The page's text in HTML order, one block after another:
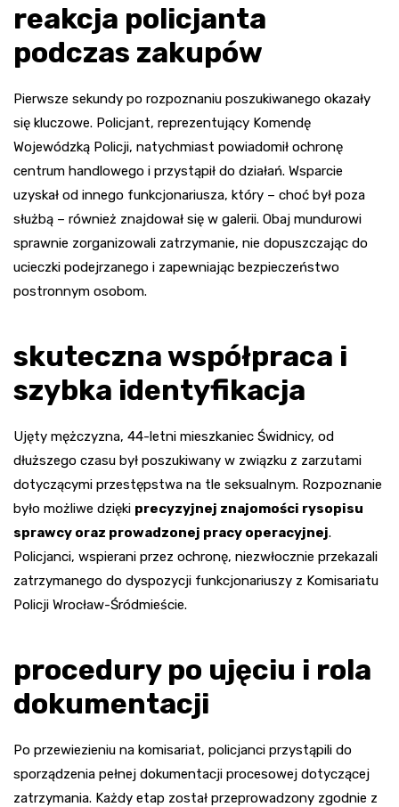
reakcja policjanta
podczas zakupów
Pierwsze sekundy po rozpoznaniu poszukiwanego okazały
się kluczowe. Policjant, reprezentujący Komendę
Wojewódzką Policji, natychmiast powiadomił ochronę
centrum handlowego i przystąpił do działań. Wsparcie
uzyskał od innego funkcjonariusza, który – choć był poza
służbą – również znajdował się w galerii. Obaj mundurowi
sprawnie zorganizowali zatrzymanie, nie dopuszczając do
ucieczki podejrzanego i zapewniając bezpieczeństwo
postronnym osobom.
skuteczna współpraca i
szybka identyfikacja
Ujęty mężczyzna, 44-letni mieszkaniec Świdnicy, od
dłuższego czasu był poszukiwany w związku z zarzutami
dotyczącymi przestępstwa na tle seksualnym. Rozpoznanie
było możliwe dzięki precyzyjnej znajomości rysopisu
sprawcy oraz prowadzonej pracy operacyjnej.
Policjanci, wspierani przez ochronę, niezwłocznie przekazali
zatrzymanego do dyspozycji funkcjonariuszy z Komisariatu
Policji Wrocław-Śródmieście.
procedury po ujęciu i rola
dokumentacji
Po przewiezieniu na komisariat, policjanci przystąpili do
sporządzenia pełnej dokumentacji procesowej dotyczącej
zatrzymania. Każdy etap został przeprowadzony zgodnie z